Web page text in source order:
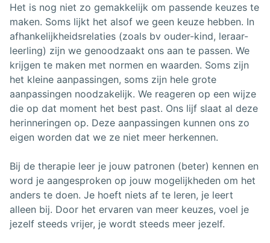
Het is nog niet zo gemakkelijk om passende keuzes te
maken. Soms lijkt het alsof we geen keuze hebben. In
afhankelijkheidsrelaties (zoals bv ouder-kind, leraar-
leerling) zijn we genoodzaakt ons aan te passen. We
krijgen te maken met normen en waarden. Soms zijn
het kleine aanpassingen, soms zijn hele grote
aanpassingen noodzakelijk. We reageren op een wijze
die op dat moment het best past. Ons lijf slaat al deze
herinneringen op. Deze aanpassingen kunnen ons zo
eigen worden dat we ze niet meer herkennen.
Bij de therapie leer je jouw patronen (beter) kennen en
word je aangesproken op jouw mogelijkheden om het
anders te doen. Je hoeft niets af te leren, je leert
alleen bij. Door het ervaren van meer keuzes, voel je
jezelf steeds vrijer, je wordt steeds meer jezelf.